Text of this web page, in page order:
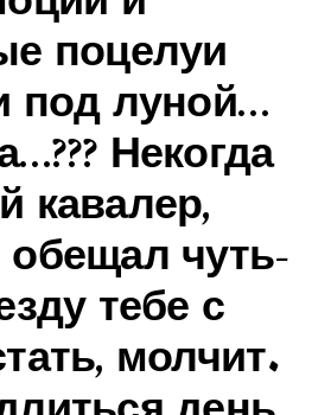
поцелуи
под луной…
Некогда
кавалер,
чуть-
тебе с
молчит.